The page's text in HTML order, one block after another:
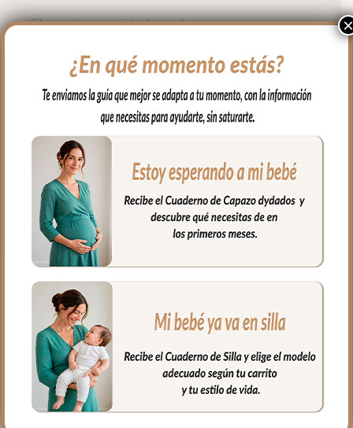
El complemento ideal para llevar a
capazo o en la cuna.
Por un lado, en tejido piqué liso; un piqué
de algodón y por el otro puedes elegir en
piqué de algodón o en pelo corto liso.
Puedes lavar a mano o en lavadora,
siempre agua fría, jabones no abrasivos y
secado al natural.
Medidas 98 X 70cm
PRODUCTOS
RELACIONADOS
×